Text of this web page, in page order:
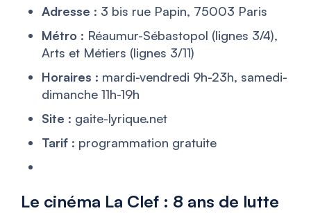
Adresse : 3 bis rue Papin, 75003 Paris
Métro : Réaumur-Sébastopol (lignes 3/4),
Arts et Métiers (lignes 3/11)
Horaires : mardi-vendredi 9h-23h, samedi-
dimanche 11h-19h
Site : gaite-lyrique.net
Tarif : programmation gratuite
Le cinéma La Clef : 8 ans de lutte